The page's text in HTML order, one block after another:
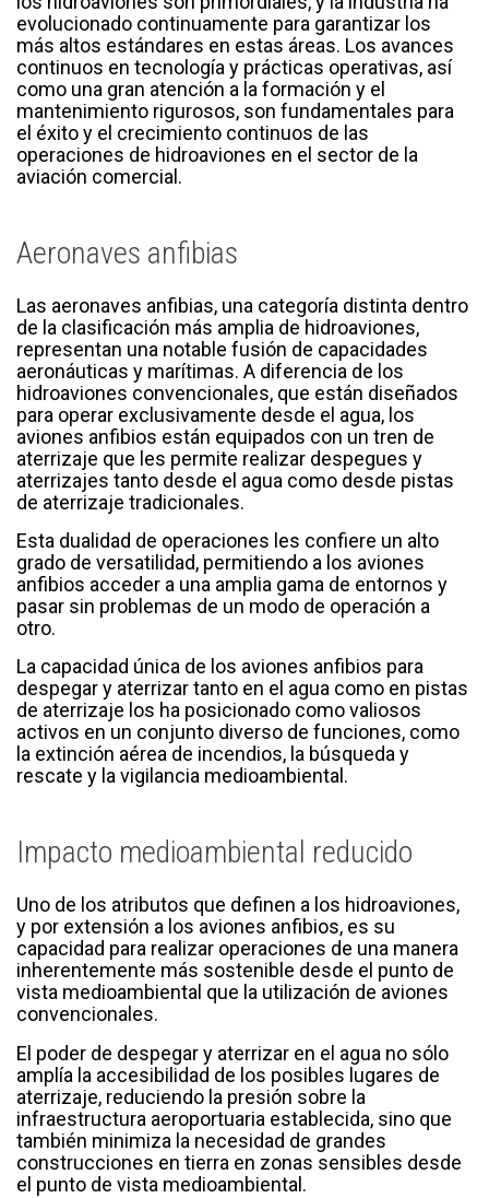
evolucionado continuamente para garantizar los
más altos estándares en estas áreas. Los avances
continuos en tecnología y prácticas operativas, así
como una gran atención a la formación y el
mantenimiento rigurosos, son fundamentales para
el éxito y el crecimiento continuos de las
operaciones de hidroaviones en el sector de la
aviación comercial.
Aeronaves anfibias
Las aeronaves anfibias, una categoría distinta dentro
de la clasificación más amplia de hidroaviones,
representan una notable fusión de capacidades
aeronáuticas y marítimas. A diferencia de los
hidroaviones convencionales, que están diseñados
para operar exclusivamente desde el agua, los
aviones anfibios están equipados con un tren de
aterrizaje que les permite realizar despegues y
aterrizajes tanto desde el agua como desde pistas
de aterrizaje tradicionales.
Esta dualidad de operaciones les confiere un alto
grado de versatilidad, permitiendo a los aviones
anfibios acceder a una amplia gama de entornos y
pasar sin problemas de un modo de operación a
otro.
La capacidad única de los aviones anfibios para
despegar y aterrizar tanto en el agua como en pistas
de aterrizaje los ha posicionado como valiosos
activos en un conjunto diverso de funciones, como
la extinción aérea de incendios, la búsqueda y
rescate y la vigilancia medioambiental.
Impacto medioambiental reducido
Uno de los atributos que definen a los hidroaviones,
y por extensión a los aviones anfibios, es su
capacidad para realizar operaciones de una manera
inherentemente más sostenible desde el punto de
vista medioambiental que la utilización de aviones
convencionales.
El poder de despegar y aterrizar en el agua no sólo
amplía la accesibilidad de los posibles lugares de
aterrizaje, reduciendo la presión sobre la
infraestructura aeroportuaria establecida, sino que
también minimiza la necesidad de grandes
construcciones en tierra en zonas sensibles desde
el punto de vista medioambiental.